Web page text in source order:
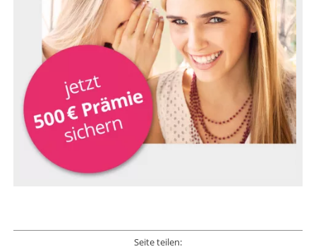
Seite teilen: